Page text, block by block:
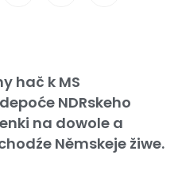
hač k MS
NDRskeho
na dowole a
Němskeje žiwe.